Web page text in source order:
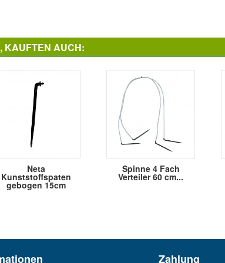
KAUFTEN AUCH:
Neta
Kunststoffspaten
gebogen 15cm
Spinne 4 Fach
Verteiler 60 cm...
Zahlung